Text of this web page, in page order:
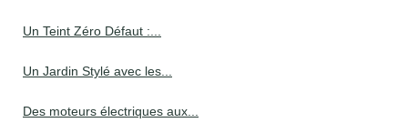
Un Teint Zéro Défaut :...
Un Jardin Stylé avec les...
Des moteurs électriques aux...